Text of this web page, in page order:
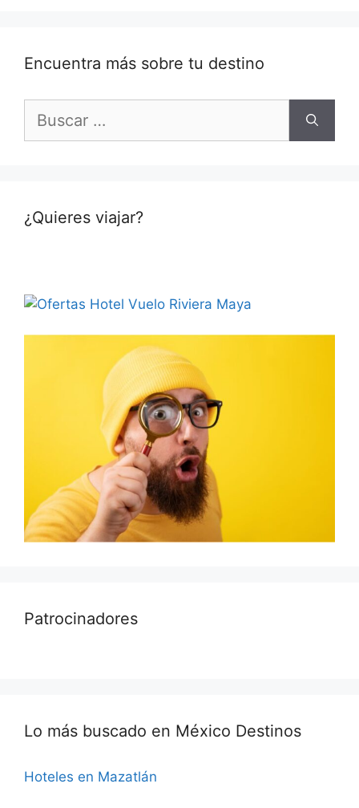
Encuentra más sobre tu destino
¿Quieres viajar?
Patrocinadores
Lo más buscado en México Destinos
Hoteles en Mazatlán